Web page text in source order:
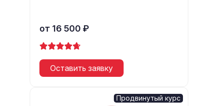
от 16 500 ₽
Оставить заявку
Продвинутый курс